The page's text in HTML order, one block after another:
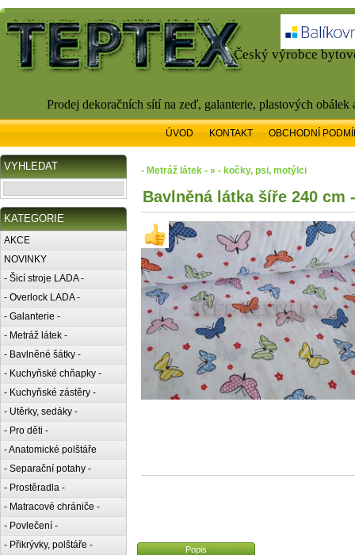
Český výrobce
Prodej dekoračních sítí na zeď, galanterie, plastových
ÚVOD KONTAKT OBCHODNÍ
VYHLEDAT
KATEGORIE
AKCE
NOVINKY
- Šicí stroje LADA -
- Overlock LADA -
- Galanterie -
- Metráž látek -
- Bavlněné šátky -
- Kuchyňské chňapky -
- Kuchyňské zástěry -
- Utěrky, sedáky -
- Pro děti -
- Anatomické polštáře
- Separační potahy -
- Prostěradla -
- Matracové chrániče -
- Povlečení -
- Přikrývky, polštáře -
- Metráž látek - » - kočky, psi, motýlci
Bavlněná látka šíře 240 cm
Popis